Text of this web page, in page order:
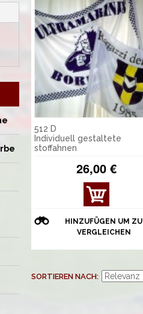
512 D
Individuell gestaltete
stoffahnen
26,00 €
DET
AILS
ANZ
HINZUFÜGEN UM ZU
VERGLEICHEN
SORTIEREN NACH